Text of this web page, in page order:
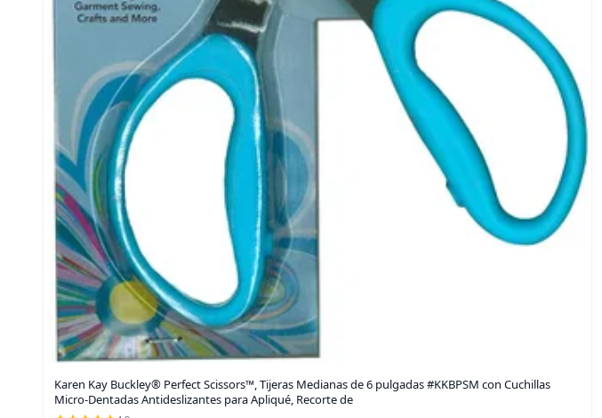
Karen Kay Buckley® Perfect Scissors™, Tijeras Medianas de 6 pulgadas #KKBPSM con Cuchillas
Micro-Dentadas Antideslizantes para Apliqué, Recorte de